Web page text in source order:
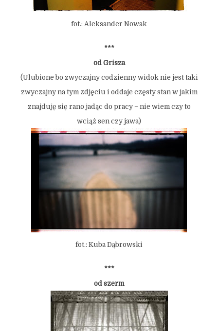
fot.: Aleksander Nowak
***
od Grisza
(Ulubione bo zwyczajny codzienny widok nie jest taki
zwyczajny na tym zdjęciu i oddaje częsty stan w jakim
znajduję się rano jadąc do pracy – nie wiem czy to
wciąż sen czy jawa)
fot.: Kuba Dąbrowski
***
od szerm